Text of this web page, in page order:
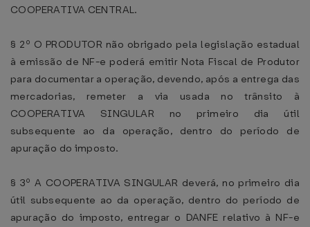
COOPERATIVA CENTRAL.
§ 2º O PRODUTOR não obrigado pela legislação estadual
à emissão de NF-e poderá emitir Nota Fiscal de Produtor
para documentar a operação, devendo, após a entrega das
mercadorias, remeter a via usada no trânsito à
COOPERATIVA SINGULAR no primeiro dia útil
subsequente ao da operação, dentro do período de
apuração do imposto.
§ 3º A COOPERATIVA SINGULAR deverá, no primeiro dia
útil subsequente ao da operação, dentro do período de
apuração do imposto, entregar o DANFE relativo à NF-e